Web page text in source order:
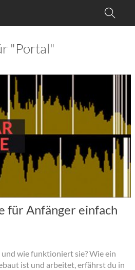
"Portal"
für Anfänger einfach
wie funktioniert sie? Wie ein
ist und arbeitet, erfährst du in